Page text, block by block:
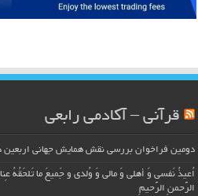
قرآنی – آکادمی رابعی
دومین فراخوان بررسی نقش همایش جهانی اربعین
اُعیذُ نَفسی وَ أهلی وَ مالی وَ وُلدی و جَمیعَ ما تَلحَقُهُ
الرَّحمنِ الرَّحیمِ